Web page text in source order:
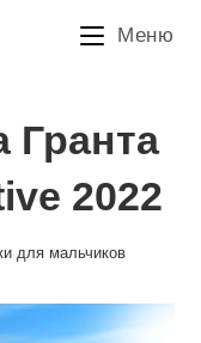
Меню
Гранта
2022
для мальчиков